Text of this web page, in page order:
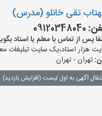
تقی خانلو (مدرس)
09120348040
پس از تماس با معلم یا استاد بگویید:
هزار استاد،یک سایت تبلیغات
تهران - تهران
آگهی به اول لیست (افزایش بازدید)